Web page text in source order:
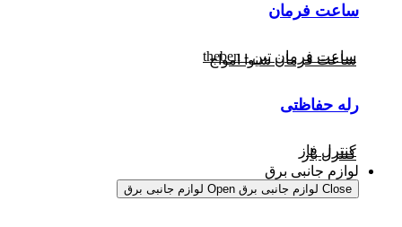
ساعت فرمان
ساعت فرمان تبن - theben
ساعت فرمان شیوا امواج
رله حفاظتی
کنترل فاز
کنترل بار
لوازم جانبی برق
Close لوازم جانبی برق Open لوازم جانبی برق